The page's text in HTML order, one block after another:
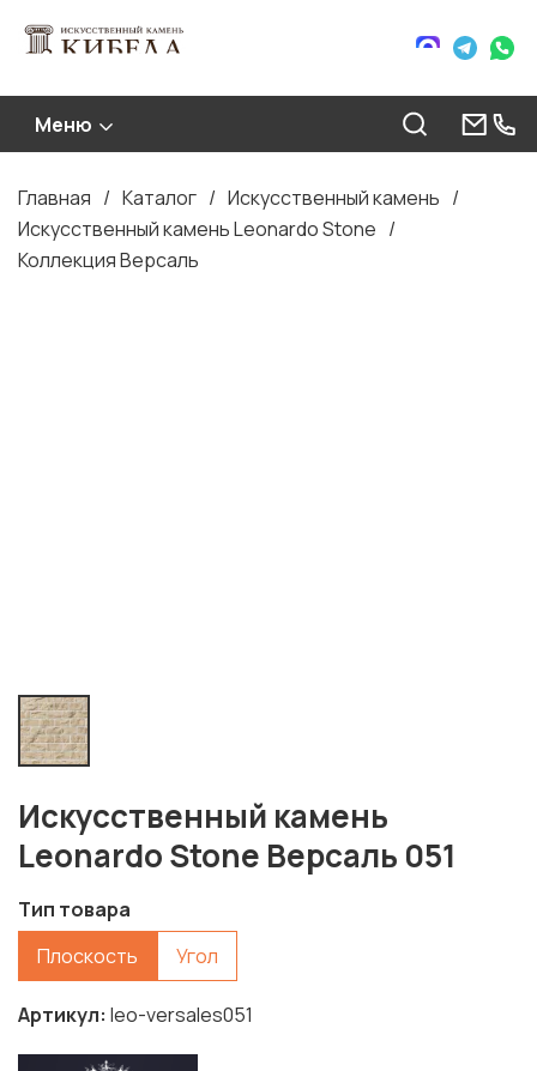
Меню
Строка
навигации
Главная Каталог
Искусственный камень
Искусственный камень Leonardo Stone
Коллекция Версаль
Искусственный камень
Leonardo Stone Версаль 051
Тип товара
Плоскость
Угол
Артикул leo-versales051